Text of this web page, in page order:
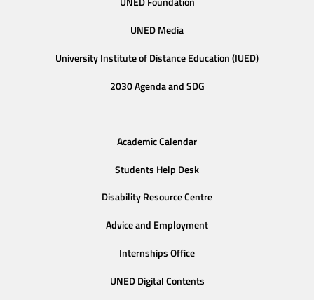
UNED Media
University Institute of Distance Education (IUED)
2030 Agenda and SDG
Academic Calendar
Students Help Desk
Disability Resource Centre
Advice and Employment
Internships Office
UNED Digital Contents